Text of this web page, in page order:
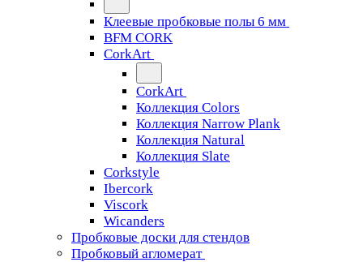
Клеевые пробковые полы 6 мм
BFM CORK
CorkArt
CorkArt
Коллекция Colors
Коллекция Narrow Plank
Коллекция Natural
Коллекция Slate
Corkstyle
Ibercork
Viscork
Wicanders
Пробковые доски для стендов
Пробковый агломерат